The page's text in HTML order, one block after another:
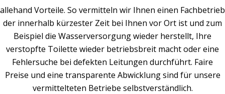
allehand Vorteile. So vermitteln wir Ihnen einen Fachbetrieb
der innerhalb kürzester Zeit bei Ihnen vor Ort ist und zum
Beispiel die Wasserversorgung wieder herstellt, Ihre
verstopfte Toilette wieder betriebsbreit macht oder eine
Fehlersuche bei defekten Leitungen durchführt. Faire
Preise und eine transparente Abwicklung sind für unsere
vermittelteten Betriebe selbstverständlich.